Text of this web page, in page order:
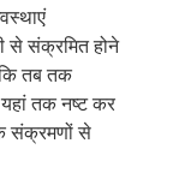
से संक्रमित होने
तब तक
यहां तक नष्ट कर
संक्रमणों से